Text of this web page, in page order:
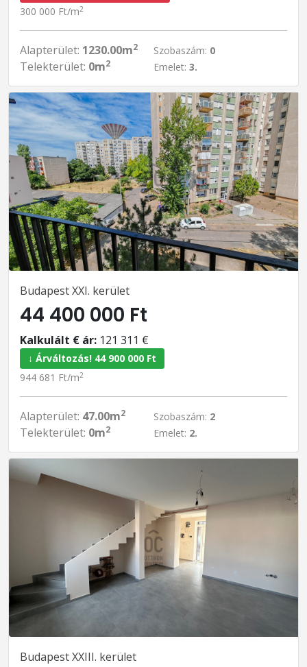
300 000 Ft/m2
Alapterület: 1230.00m2
Telekterület: 0m2
Szobaszám: 0
Emelet: 3.
Budapest XXI. kerület
44 400 000 Ft
Kalkulált € ár: 121 311 €
↓ Árváltozás! 44 900 000 Ft
944 681 Ft/m2
Alapterület: 47.00m2
Telekterület: 0m2
Szobaszám: 2
Emelet: 2.
Budapest XXIII. kerület